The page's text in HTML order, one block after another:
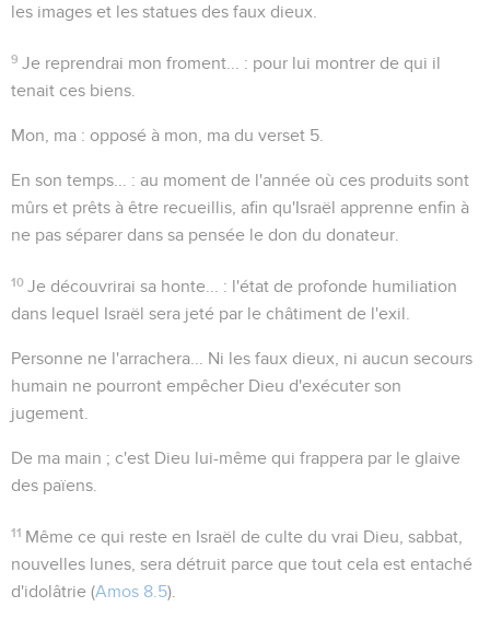
les images et les statues des faux dieux.
9 Je reprendrai mon froment...
: pour lui montrer de qui il
tenait ces biens.
Mon, ma : opposé à mon, ma du verset 5.
En son temps...
: au moment de l'année où ces produits sont
mûrs et prêts à être recueillis, afin qu'Israël apprenne enfin à
ne pas séparer dans sa pensée le don du donateur.
10 Je découvrirai sa honte...
: l'état de profonde humiliation
dans lequel Israël sera jeté par le châtiment de l'exil.
Personne ne l'arrachera...
Ni les faux dieux, ni aucun secours
humain ne pourront empêcher Dieu d'exécuter son
jugement.
De ma main ; c'est Dieu lui-même qui frappera par le glaive
des païens.
11 Même ce qui reste en Israël de culte du vrai Dieu, sabbat,
nouvelles lunes, sera détruit parce que tout cela est entaché
d'idolâtrie (Amos 8.5).